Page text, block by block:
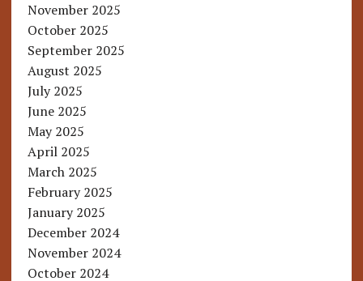
November 2025
October 2025
September 2025
August 2025
July 2025
June 2025
May 2025
April 2025
March 2025
February 2025
January 2025
December 2024
November 2024
October 2024